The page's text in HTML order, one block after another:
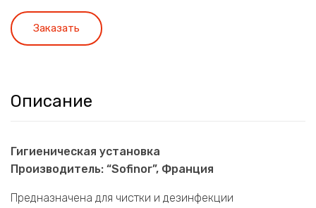
Заказать
Описание
Гигиеническая установка
Производитель: “Sofinor”, Франция
Предназначена для чистки и дезинфекции